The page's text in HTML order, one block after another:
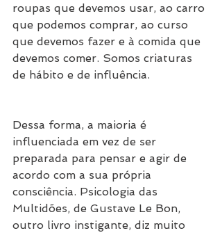
roupas que devemos usar, ao carro
que podemos comprar, ao curso
que devemos fazer e à comida que
devemos comer. Somos criaturas
de hábito e de influência.
Dessa forma, a maioria é
influenciada em vez de ser
preparada para pensar e agir de
acordo com a sua própria
consciência. Psicologia das
Multidões, de Gustave Le Bon,
outro livro instigante, diz muito